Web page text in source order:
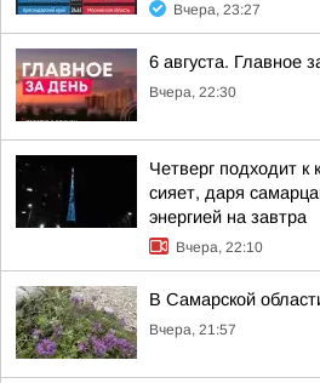
Вчера, 23:27
6 августа. Главное
Вчера, 22:30
Четверг подходит к
сияет, даря
энергией на завтра
Вчера, 22:10
В Самарской
Вчера, 21:57